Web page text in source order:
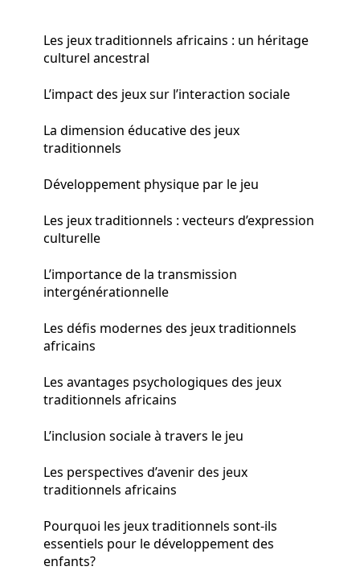
Les jeux traditionnels africains : un héritage
culturel ancestral
L’impact des jeux sur l’interaction sociale
La dimension éducative des jeux
traditionnels
Développement physique par le jeu
Les jeux traditionnels : vecteurs d’expression
culturelle
L’importance de la transmission
intergénérationnelle
Les défis modernes des jeux traditionnels
africains
Les avantages psychologiques des jeux
traditionnels africains
L’inclusion sociale à travers le jeu
Les perspectives d’avenir des jeux
traditionnels africains
Pourquoi les jeux traditionnels sont-ils
essentiels pour le développement des
enfants?